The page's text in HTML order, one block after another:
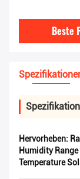
Beste
Hervorheben:
Humidity
Temperature